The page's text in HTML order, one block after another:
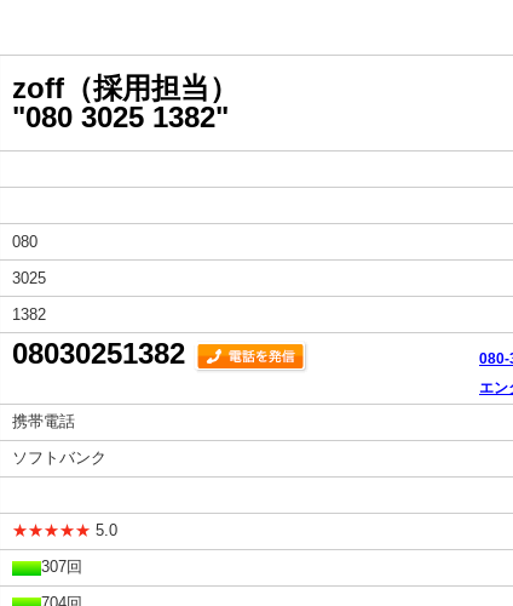
zoff（採用担当）
"080 3025 1382"
080
3025
1382
080-
エン
08030251382
携帯電話
ソフトバンク
★★★★★ 5.0
307回